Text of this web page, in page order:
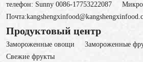
телефон: Sunny 0086-17753222087
Почта:
Продуктовый центр
Замороженные овощи 3амороженные
Cвежие фрукты